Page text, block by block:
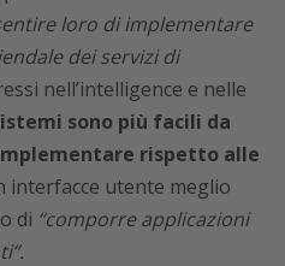
loro di implementare
dei servizi di
nell’intelligence e nelle
sono più facili da
rispetto alle
interfacce utente meglio
di “comporre applicazioni